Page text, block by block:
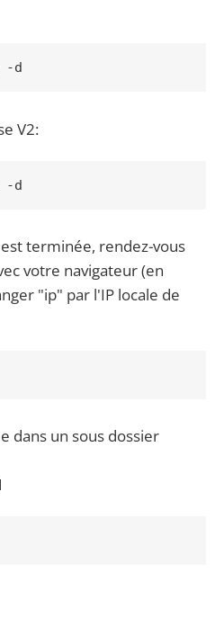
V2:
-d
terminée, rendez-vous
votre navigateur (en
"ip" par l'IP locale de
dans un sous dossier